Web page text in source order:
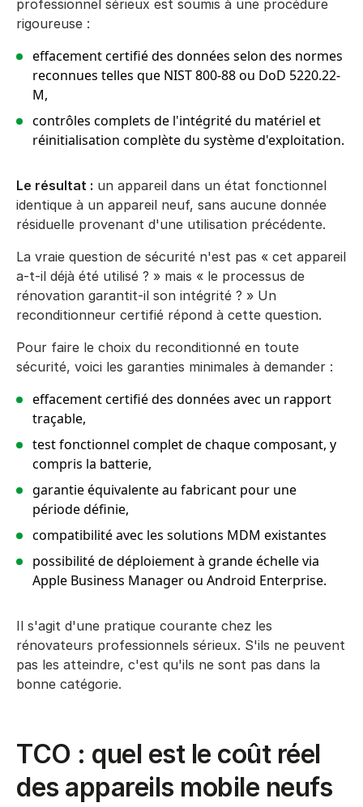
professionnel sérieux est soumis à une procédure
rigoureuse :
effacement certifié des données selon des normes
reconnues telles que NIST 800-88 ou DoD 5220.22-
M,
contrôles complets de l'intégrité du matériel et
réinitialisation complète du système d'exploitation.
Le résultat : un appareil dans un état fonctionnel
identique à un appareil neuf, sans aucune donnée
résiduelle provenant d'une utilisation précédente.
La vraie question de sécurité n'est pas « cet appareil
a-t-il déjà été utilisé ? » mais « le processus de
rénovation garantit-il son intégrité ? » Un
reconditionneur certifié répond à cette question.
Pour faire le choix du reconditionné en toute
sécurité, voici les garanties minimales à demander :
effacement certifié des données avec un rapport
traçable,
test fonctionnel complet de chaque composant, y
compris la batterie,
garantie équivalente au fabricant pour une
période définie,
compatibilité avec les solutions MDM existantes
possibilité de déploiement à grande échelle via
Apple Business Manager ou Android Enterprise.
Il s'agit d'une pratique courante chez les
rénovateurs professionnels sérieux. S'ils ne peuvent
pas les atteindre, c'est qu'ils ne sont pas dans la
bonne catégorie.
TCO : quel est le coût réel
des appareils mobile neufs